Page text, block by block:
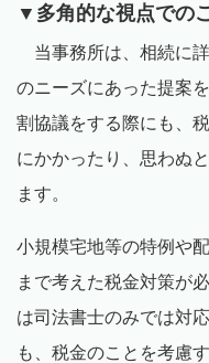
▼ 多角的な視点での
当事務所は、相続に
のニーズにあった提案
割協議をする際にも、
にかかったり、思わぬ
ます。
小規模宅地等の特例や
まで考えた税金対策が
は司法書士のみでは対
も、税金のことを考慮